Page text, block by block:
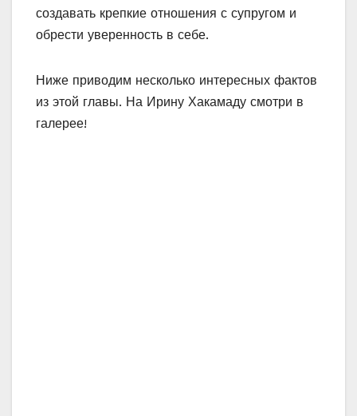
создавать крепкие отношения с супругом и
обрести уверенность в себе.
Ниже приводим несколько интересных фактов
из этой главы. На Ирину Хакамаду смотри в
галерее!